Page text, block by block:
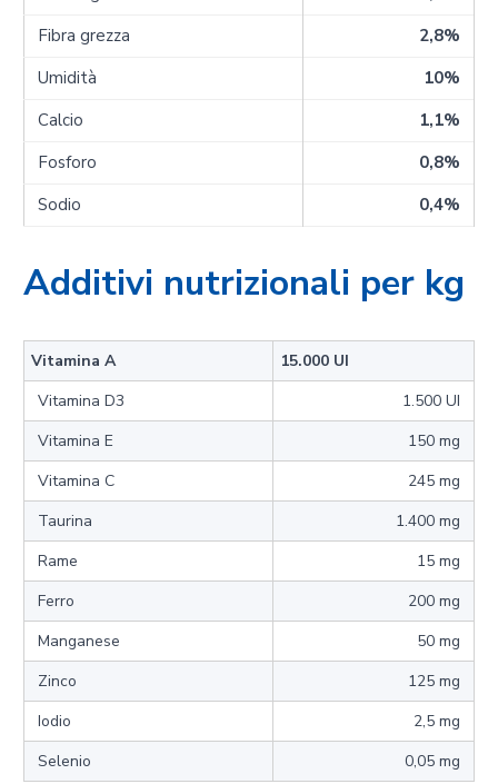
Fibra grezza
2,8%
Umidità
10%
Calcio
1,1%
Fosforo
0,8%
Sodio
0,4%
Additivi nutrizionali per kg
Vitamina A
15.000 UI
Vitamina D3
1.500 UI
Vitamina E
150 mg
Vitamina C
245 mg
Taurina
1.400 mg
Rame
15 mg
Ferro
200 mg
Manganese
50 mg
Zinco
125 mg
Iodio
2,5 mg
Selenio
0,05 mg